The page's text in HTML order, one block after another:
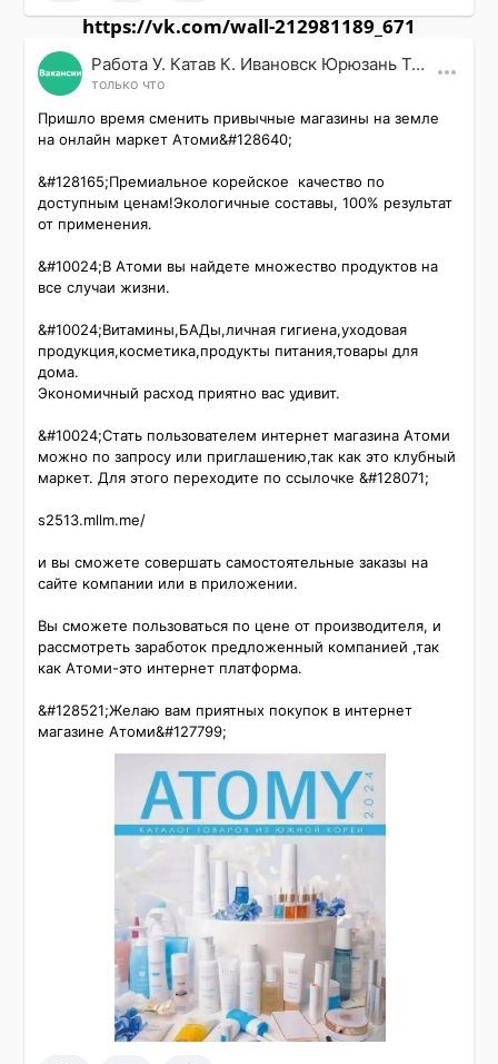
https://vk.com/wall-212981189_671
Работа У. Катав К. Ивановск Юрюзань Трехгорный
только что
Пришло время сменить привычные магазины на земле
на онлайн маркет Атоми&#128640;
&#128165;Премиальное корейское  качество по
доступным ценам!Экологичные составы, 100% результат
от применения.
&#10024;️В Атоми вы найдете множество продуктов на
все случаи жизни.
&#10024;️Витамины,БАДы,личная гигиена,уходовая
продукция,косметика,продукты питания,товары для
дома.
Экономичный расход приятно вас удивит.
&#10024;️Стать пользователем интернет магазина Атоми
можно по запросу или приглашению,так как это клубный
маркет. Для этого переходите по ссылочке &#128071;
s2513.mllm.me/
и вы сможете совершать самостоятельные заказы на
сайте компании или в приложении.
Вы сможете пользоваться по цене от производителя, и
рассмотреть заработок предложенный компанией ,так
как Атоми-это интернет платформа.
&#128521;Желаю вам приятных покупок в интернет
магазине Атоми&#127799;